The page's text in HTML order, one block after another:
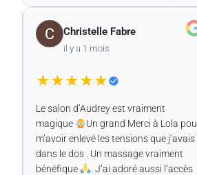
Christelle Fabre
il y a 1 mois
★★★★★
Le salon d’Audrey est vraiment
magique
Un grand Merci à Lola pour
m’avoir enlevé les tensions que j’avais
dans le dos . Un massage vraiment
bénéfique
. J’ai adoré aussi l’accès